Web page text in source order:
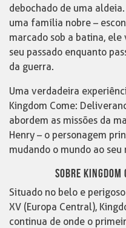
debochado de uma
uma família nobre –
marcado sob a batina,
seu passado enquanto
da guerra.
Uma verdadeira
Kingdom Come:
abordem as missões da
Henry – o personagem
mudando o mundo ao seu
SOBRE
Situado no belo e
XV (Europa Central),
continua de onde o